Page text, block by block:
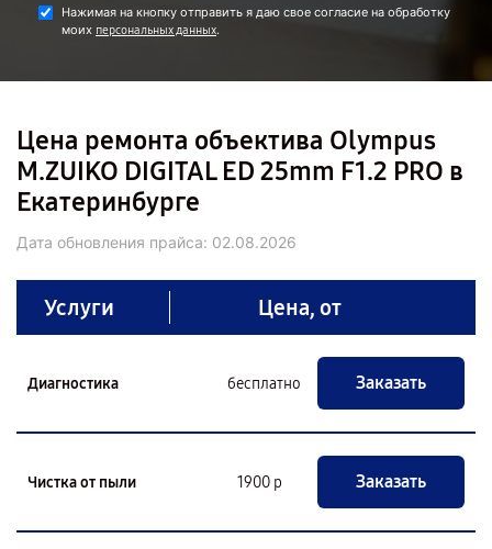
Нажимая на кнопку отправить я даю свое согласие на обработку
моих персональных данных.
Цена ремонта объектива Olympus
M.ZUIKO DIGITAL ED 25mm F1.2 PRO в
Екатеринбурге
Дата обновления прайса: 02.08.2026
Услуги Цена, от
Диагностика бесплатно Заказать
Чистка от пыли 1900 р Заказать